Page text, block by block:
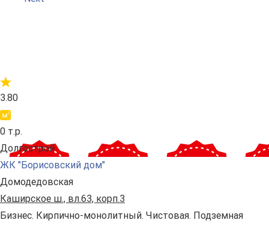
3.80
0 т.р.
Долгострой
ЖК "Борисовский дом"
Домодедовская
Каширское ш., вл.63, корп.3
Бизнес. Кирпично-монолитный. Чистовая. Подземная